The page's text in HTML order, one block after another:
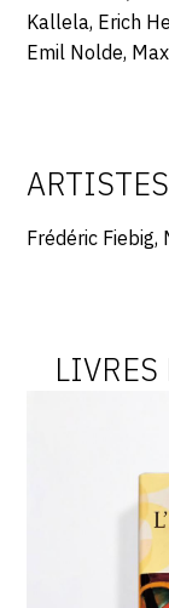
Kallela, Erich
Emil Nolde,
Frédéric Fiebig,
LIVRES